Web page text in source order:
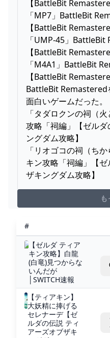
【BattleBit
「MP7」BattleBit
【BattleBit
「UMP-45」
【BattleBit
「M4A1」BattleBit
【BattleBit
BattleBit Remastered
面白いゲームだった。
「タダロクンの祠（
攻略「祠編」【ゼル
ングダム攻略】
「リオゴコの祠（ち
キン攻略「祠編」【
ザキングダム攻略】
#
【ゼルダ ティア
キン攻略】白龍
(白竜)見つからな
いんだが
│SWITCH速報
【ティアキン】
大妖精に捧げる
セレナーデ【ゼ
ルダの伝説 ティ
アーズオブザキ